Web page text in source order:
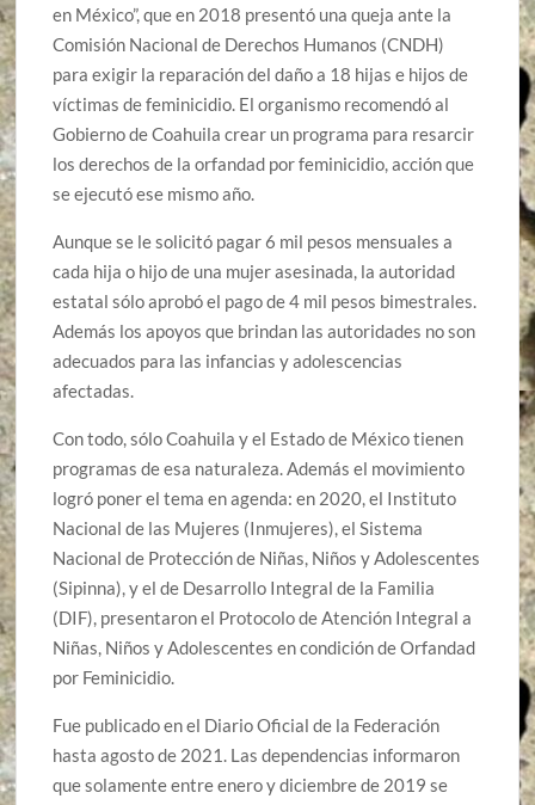
en México”, que en 2018 presentó una queja ante la
Comisión Nacional de Derechos Humanos (CNDH)
para exigir la reparación del daño a 18 hijas e hijos de
víctimas de feminicidio. El organismo recomendó al
Gobierno de Coahuila crear un programa para resarcir
los derechos de la orfandad por feminicidio, acción que
se ejecutó ese mismo año.
Aunque se le solicitó pagar 6 mil pesos mensuales a
cada hija o hijo de una mujer asesinada, la autoridad
estatal sólo aprobó el pago de 4 mil pesos bimestrales.
Además los apoyos que brindan las autoridades no son
adecuados para las infancias y adolescencias
afectadas.
Con todo, sólo Coahuila y el Estado de México tienen
programas de esa naturaleza. Además el movimiento
logró poner el tema en agenda: en 2020, el Instituto
Nacional de las Mujeres (Inmujeres), el Sistema
Nacional de Protección de Niñas, Niños y Adolescentes
(Sipinna), y el de Desarrollo Integral de la Familia
(DIF), presentaron el Protocolo de Atención Integral a
Niñas, Niños y Adolescentes en condición de Orfandad
por Feminicidio.
Fue publicado en el Diario Oficial de la Federación
hasta agosto de 2021. Las dependencias informaron
que solamente entre enero y diciembre de 2019 se